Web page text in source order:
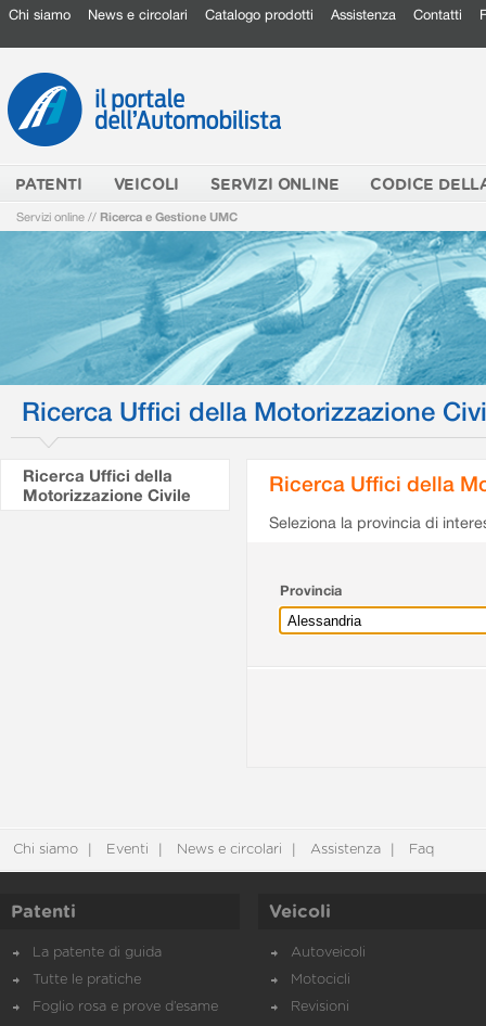
Chi siamo News e circolari Catalogo prodotti Assistenza Contatti
PATENTI VEICOLI SERVIZI ONLINE CODICE
Servizi online // Ricerca e Gestione UMC
Ricerca Uffici della Motorizzazione
Ricerca Uffici della
Motorizzazione Civile
Ricerca Uffici della
Seleziona la provincia di
Provincia
Chi siamo Eventi News e circolari Assistenza Faq
Patenti
La patente di guida
Tutte le pratiche
Foglio rosa e prove d’esame
Veicoli
Autoveicoli
Motocicli
Revisioni